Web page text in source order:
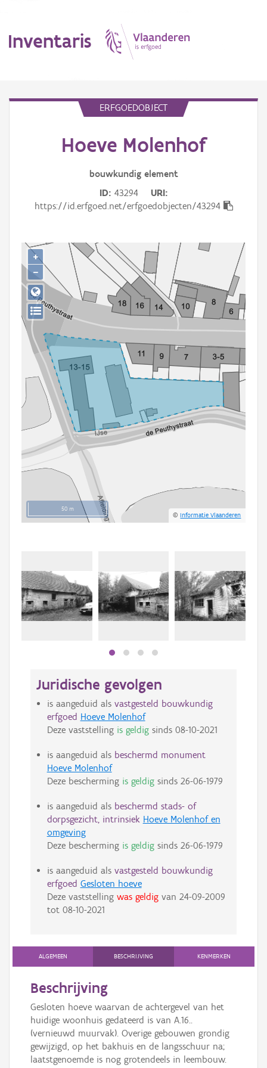
Inventaris
Gebeurtenis
Persoon of collectief
Downloads
Hergebruik
Aanmelden
ERFGOEDOBJECT
Hoeve Molenhof
bouwkundig element
ID 43294
URI
https://id.erfgoed.net/erfgoedobjecten/43294
50 m
©Informatie Vlaanderen
+
−
Juridische gevolgen
is aangeduid als vastgesteld bouwkundig
erfgoed Hoeve Molenhof
Deze vaststelling is geldigsinds 08-10-2021
is aangeduid als beschermd monument
Hoeve Molenhof
Deze bescherming is geldigsinds 26-06-1979
is aangeduid als beschermd stads- of
dorpsgezicht, intrinsiek Hoeve Molenhof en
omgeving
Deze bescherming is geldigsinds 26-06-1979
is aangeduid als vastgesteld bouwkundig
erfgoed Gesloten hoeve
Deze vaststelling was geldigvan 24-09-2009
tot 08-10-2021
ALGEMEEN BESCHRIJVING KENMERKEN
Beschrijving
Gesloten hoeve waarvan de achtergevel van het
huidige woonhuis gedateerd is van A.16..
(vernieuwd muurvak). Overige gebouwen grondig
gewijzigd, op het bakhuis en de langsschuur na;
laatstgenoemde is nog grotendeels in leembouw.